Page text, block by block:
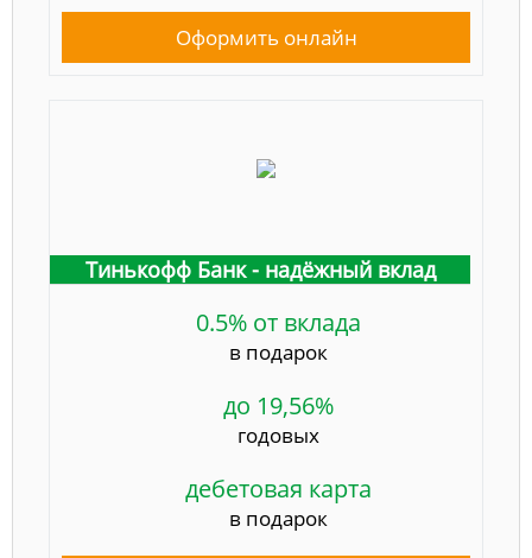
Оформить онлайн
Тинькофф Банк - надёжный вклад
0.5% от вклада
в подарок
до 19,56%
годовых
дебетовая карта
в подарок